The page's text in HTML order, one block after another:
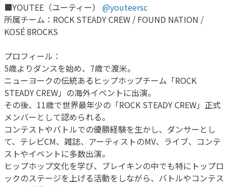
■YOUTEE（ユーティー） @youteersc
所属チーム：ROCK STEADY CREW / FOUND NATION /
KOSÉ 8ROCKS
プロフィール：
5歳よりダンスを始め、7歳で渡米。
ニューヨークの伝統あるヒップホップチーム「ROCK
STEADY CREW」の海外イベントに出演。
その後、11歳で世界最年少の「ROCK STEADY CREW」正式
メンバーとして認められる。
コンテストやバトルでの優勝経験を生かし、ダンサーとし
て、テレビCM、雑誌、アーティストのMV、ライブ、コンテ
ストやイベントに多数出演。
ヒップホップ文化を学び、ブレイキンの中でも特にトップロ
ックのステージを上げる活動をしながら、バトルやコンテス